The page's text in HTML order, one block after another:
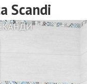
Scandi